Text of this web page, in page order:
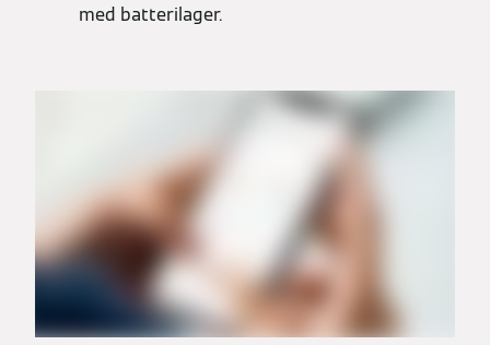
med batterilager.